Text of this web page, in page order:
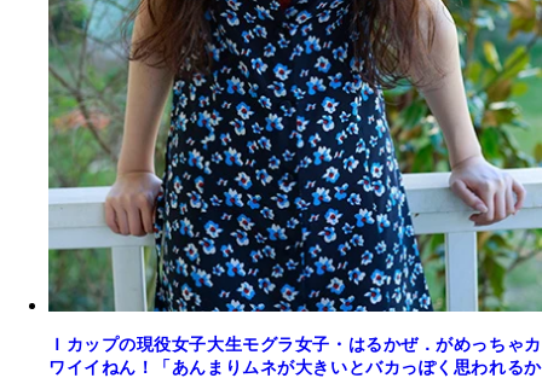
Ｉカップの現役女子大生モグラ女子・はるかぜ．がめっちゃカ
ワイイねん！「あんまりムネが大きいとバカっぽく思われるか